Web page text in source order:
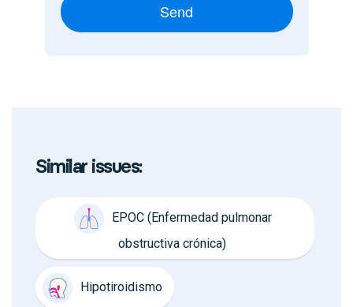
Send
Similar issues:
EPOC (Enfermedad pulmonar
obstructiva crónica)
Hipotiroidismo